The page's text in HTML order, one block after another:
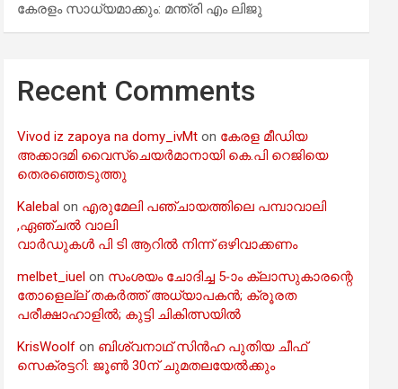
കേരളം സാധ്യമാക്കും: മന്ത്രി എം ലിജു
Recent Comments
Vivod iz zapoya na domy_ivMt on കേരള മീഡിയ
അക്കാദമി വൈസ്ചെയർമാനായി കെ.പി റെജിയെ
തെരഞ്ഞെടുത്തു
Kalebal on എരുമേലി പഞ്ചായത്തിലെ പമ്പാവാലി
,ഏഞ്ചൽ വാലി
വാർഡുകൾ പി ടി ആറിൽ നിന്ന് ഒഴിവാക്കണം
melbet_iuel on സംശയം ചോദിച്ച 5-ാം ക്ലാസുകാരന്റെ
തോളെല്ല് തകർത്ത് അധ്യാപകൻ; ക്രൂരത
പരീക്ഷാഹാളിൽ; കുട്ടി ചികിത്സയിൽ
KrisWoolf on ബിശ്വനാഥ് സിൻഹ പുതിയ ചീഫ്
സെക്രട്ടറി: ജൂൺ 30ന് ചുമതലയേൽക്കും